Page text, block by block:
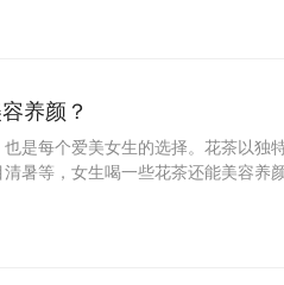
养颜？
是每个爱美女生的选择。花茶以独
暑等，女生喝一些花茶还能美容养